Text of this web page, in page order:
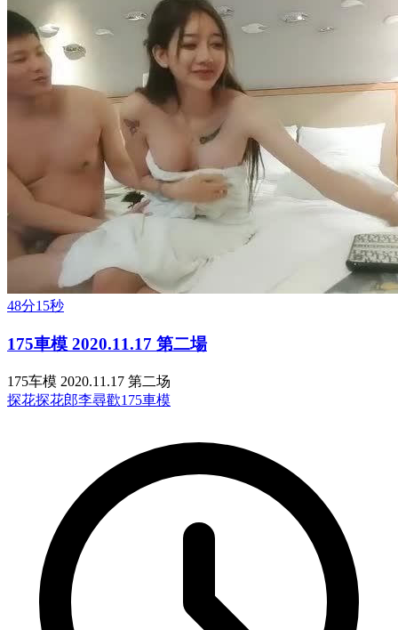
48分15秒
175車模 2020.11.17 第二場
175车模 2020.11.17 第二场
探花探花郎李尋歡175車模